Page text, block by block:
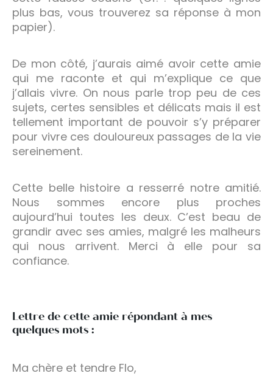
plus bas, vous trouverez sa réponse à mon
papier).
De mon côté, j’aurais aimé avoir cette amie
qui me raconte et qui m’explique ce que
j’allais vivre. On nous parle trop peu de ces
sujets, certes sensibles et délicats mais il est
tellement important de pouvoir s’y préparer
pour vivre ces douloureux passages de la vie
sereinement.
Cette belle histoire a resserré notre amitié.
Nous sommes encore plus proches
aujourd’hui toutes les deux. C’est beau de
grandir avec ses amies, malgré les malheurs
qui nous arrivent. Merci à elle pour sa
confiance.
Lettre de cette amie répondant à mes
quelques mots :
Ma chère et tendre Flo,